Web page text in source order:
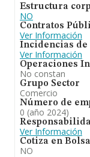
Estructura
NO
Contratos
Ver Información
Incidencias de
Ver Información
Operaciones
No constan
Grupo Sector
Comercio
Número de
0 (año 2024)
Ver Información
Cotiza en Bolsa
NO